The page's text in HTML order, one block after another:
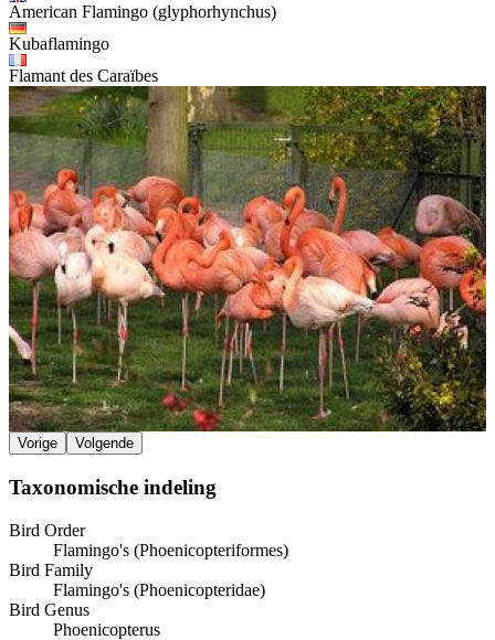
American Flamingo (glyphorhynchus)
Kubaflamingo
Flamant des Caraïbes
Vorige Volgende
Taxonomische indeling
Bird Order
Flamingo's (Phoenicopteriformes)
Bird Family
Flamingo's (Phoenicopteridae)
Bird Genus
Phoenicopterus